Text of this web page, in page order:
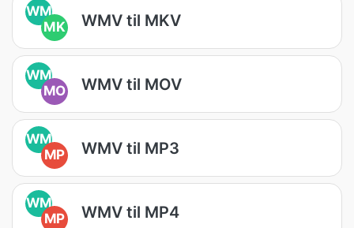
WM
MK
WMV til MKV
WM
MO
WMV til MOV
WM
MP
WMV til MP3
WM
MP
WMV til MP4